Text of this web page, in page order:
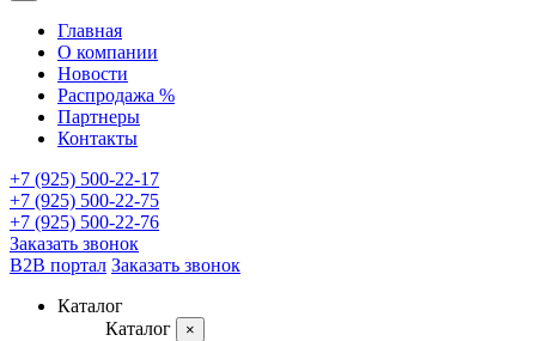
Главная
О компании
Новости
Распродажа %
Партнеры
Контакты
+7 (925) 500-22-17
+7 (925) 500-22-75
+7 (925) 500-22-76
Заказать звонок
B2B портал Заказать звонок
Каталог
Каталог
×